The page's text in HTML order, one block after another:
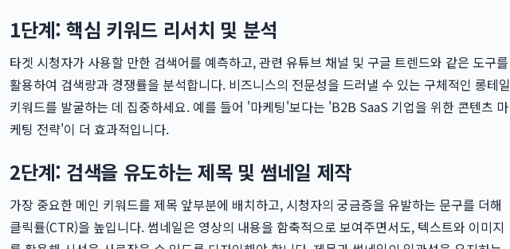
1단계: 핵심 키워드 리서치 및 분석
타겟 시청자가 사용할 만한 검색어를 예측하고, 관련 유튜브 채널 및 구글 트렌드와 같은 도구를
활용하여 검색량과 경쟁률을 분석합니다. 비즈니스의 전문성을 드러낼 수 있는 구체적인 롱테일
키워드를 발굴하는 데 집중하세요. 예를 들어 '마케팅'보다는 'B2B SaaS 기업을 위한 콘텐츠 마
케팅 전략'이 더 효과적입니다.
2단계: 검색을 유도하는 제목 및 썸네일 제작
가장 중요한 메인 키워드를 제목 앞부분에 배치하고, 시청자의 궁금증을 유발하는 문구를 더해
클릭률(CTR)을 높입니다. 썸네일은 영상의 내용을 함축적으로 보여주면서도, 텍스트와 이미지